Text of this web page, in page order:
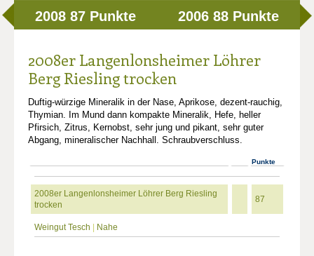
2008 87 Punkte 2006 88 Punkte
2008er Langenlonsheimer Löhrer
Berg Riesling trocken
Duftig-würzige Mineralik in der Nase, Aprikose, dezent-rauchig,
Thymian. Im Mund dann kompakte Mineralik, Hefe, heller
Pfirsich, Zitrus, Kernobst, sehr jung und pikant, sehr guter
Abgang, mineralischer Nachhall. Schraubverschluss.
Punkte
2008er Langenlonsheimer Löhrer Berg Riesling
trocken
87
Weingut Tesch Nahe